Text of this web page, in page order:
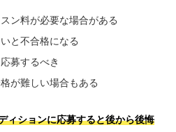
ン料が必要な場合がある
と不合格になる
募するべき
が難しい場合もある
ィションに応募すると後から後悔